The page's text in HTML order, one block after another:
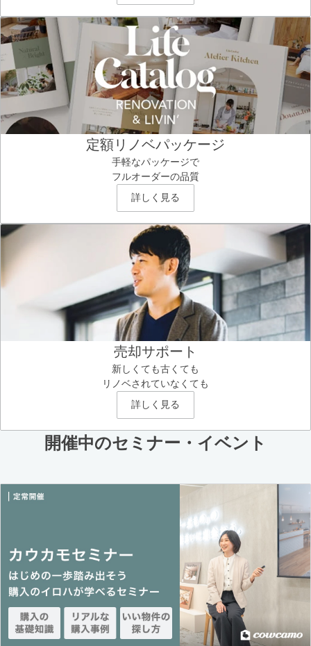
定額リノベパッケージ
手軽なパッケージで
フルオーダーの品質
詳しく見る
売却サポート
新しくても古くても
リノベされていなくても
詳しく見る
開催中のセミナー・イベント